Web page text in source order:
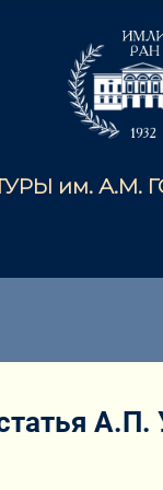
им.
А.П.